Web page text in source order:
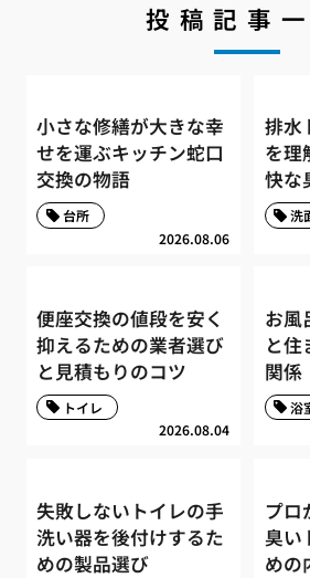
投稿記事
小さな修繕が大きな幸
せを運ぶキッチン蛇口
交換の物語
2026.08.06
台所
排水
を理
快な
洗
便座交換の値段を安く
抑えるための業者選び
と見積もりのコツ
2026.08.04
トイレ
お風
と住
関係
浴
失敗しないトイレの手
洗い器を後付けするた
めの製品選び
プロ
臭い
めの